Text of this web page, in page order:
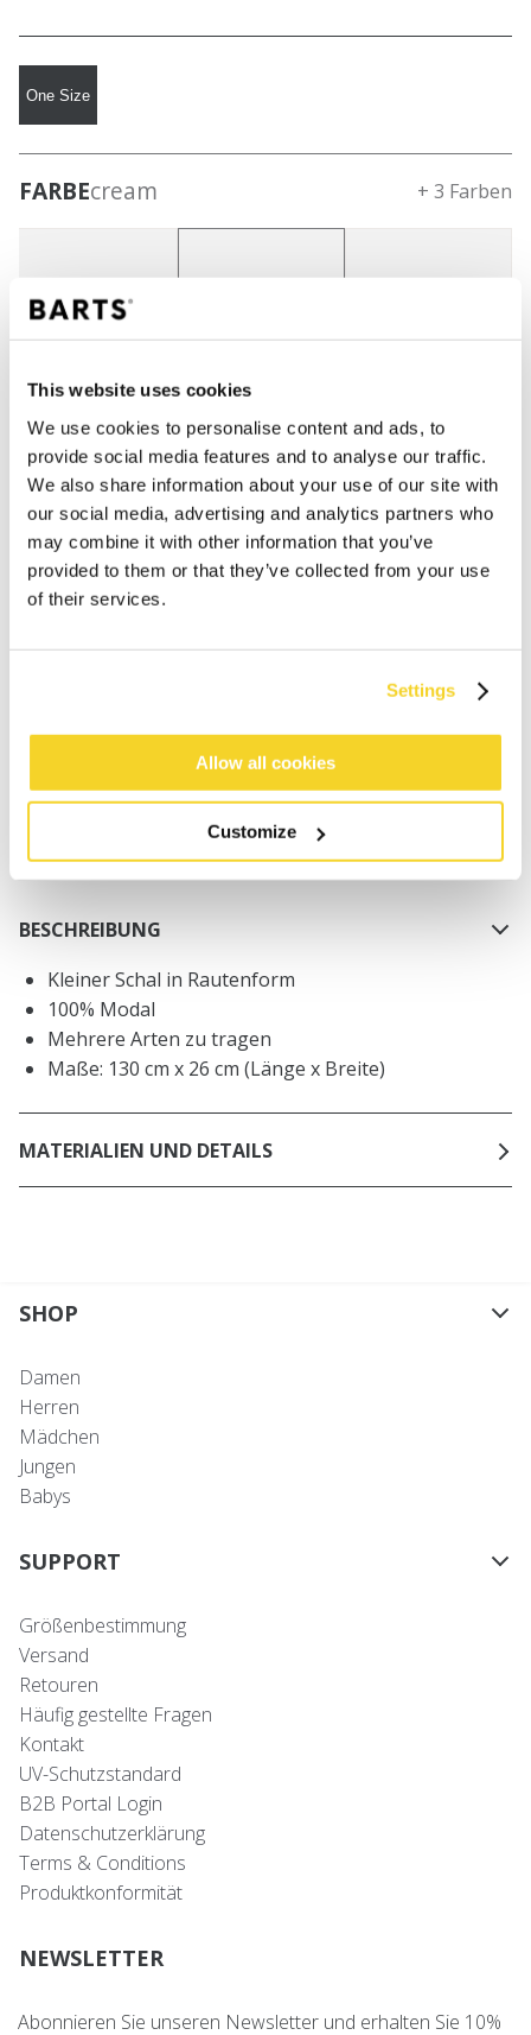
This website uses cookies
We use cookies to personalise content and ads, to
provide social media features and to analyse our traffic.
We also share information about your use of our site with
our social media, advertising and analytics partners who
may combine it with other information that you’ve
provided to them or that they’ve collected from your use
of their services.
Settings
Allow all cookies
Customize
One Size
FARBEcream + 3 Farben
IN DEN WARENKORB
Bestellungen, die vor 12 Uhr MEZ (Montag bis
Tag versandt
Kostenlose Lieferung für Bestellungen über 50€
innerhalb Deutschland
30 Tage Rückgaberecht
BESCHREIBUNG
Kleiner Schal in Rautenform
100% Modal
Mehrere Arten zu tragen
Maße: 130 cm x 26 cm (Länge x Breite)
MATERIALIEN UND DETAILS
SHOP
Damen
Herren
Mädchen
Jungen
Babys
SUPPORT
Größenbestimmung
Versand
Retouren
Häufig gestellte Fragen
Kontakt
UV-Schutzstandard
B2B Portal Login
Datenschutzerklärung
Terms & Conditions
Produktkonformität
NEWSLETTER
Abonnieren Sie unseren Newsletter und erhalten Sie 10%